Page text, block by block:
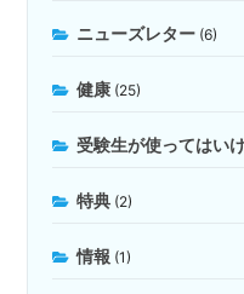
ニューズレター (6)
健康 (25)
受験生が使ってはい
特典 (2)
情報 (1)